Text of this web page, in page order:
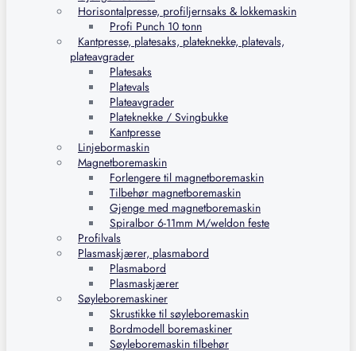
Horisontalpresse, profiljernsaks & lokkemaskin
Profi Punch 10 tonn
Kantpresse, platesaks, plateknekke, platevals,
plateavgrader
Platesaks
Platevals
Plateavgrader
Plateknekke / Svingbukke
Kantpresse
Linjebormaskin
Magnetboremaskin
Forlengere til magnetboremaskin
Tilbehør magnetboremaskin
Gjenge med magnetboremaskin
Spiralbor 6-11mm M/weldon feste
Profilvals
Plasmaskjærer, plasmabord
Plasmabord
Plasmaskjærer
Søyleboremaskiner
Skrustikke til søyleboremaskin
Bordmodell boremaskiner
Søyleboremaskin tilbehør